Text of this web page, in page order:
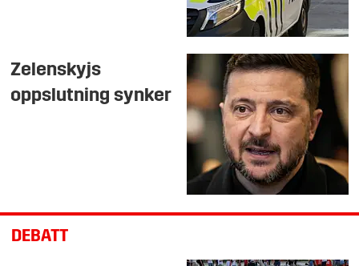
Zelenskyjs
oppslutning synker
DEBATT